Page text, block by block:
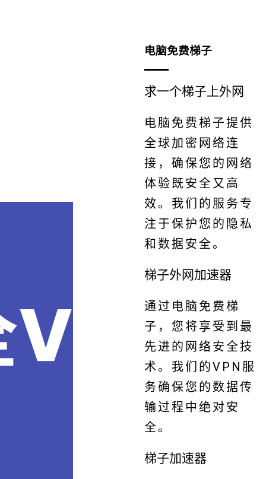
电脑免费梯子
求一个梯子上外网
电脑免费梯子提供
全球加密网络连
接，确保您的网络
体验既安全又高
效。我们的服务专
注于保护您的隐私
和数据安全。
梯子外网加速器
通过电脑免费梯
子，您将享受到最
先进的网络安全技
术。我们的VPN服
务确保您的数据传
输过程中绝对安
全。
梯子加速器